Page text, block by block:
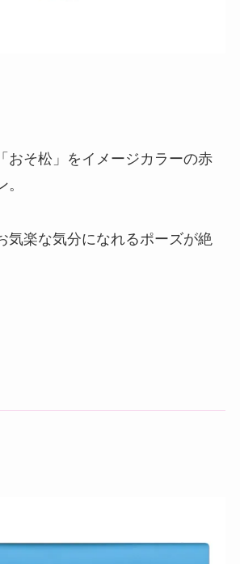
おそ松」をイメージカラーの赤
気楽な気分になれるポーズが絶